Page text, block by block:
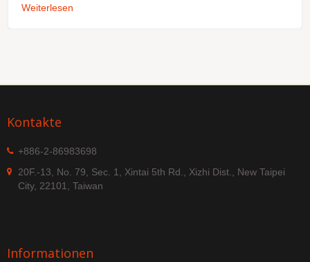
Weiterlesen
Kontakte
+886-2-86983698
20F.-13, No. 79, Sec. 1, Xintai 5th Rd., Xizhi Dist., New Taipei
City, 22101, Taiwan
Informationen